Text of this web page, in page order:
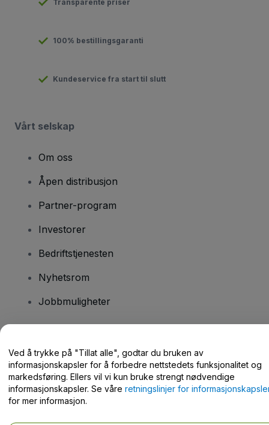
Transparente priser
100% bestillingsgaranti
Kundeservice fra start til slutt
Vårt selskap
Om oss
Åpen distribusjon
Partner-program
Investorer
Bedriftstjenesten
Nyhetsrom
Jobbmuligheter
Hjelpesenter / kontakt oss
Ved å trykke på "Tillat alle", godtar du bruken av
informasjonskapsler for å forbedre nettstedets funksjonalitet og
markedsføring. Ellers vil vi kun bruke strengt nødvendige
informasjonskapsler. Se våre retningslinjer for
for mer informasjon.